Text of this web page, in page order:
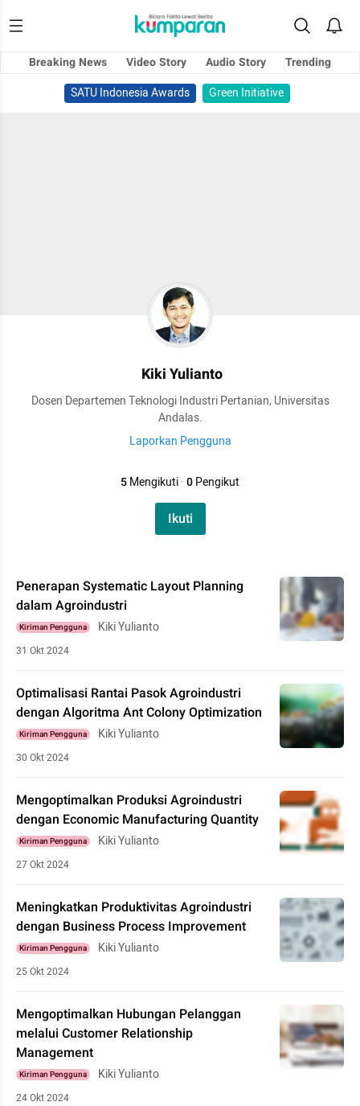
Breaking News Video Story Audio Story
Trending
SATU Indonesia Awards
Green Initiative
Kiki Yulianto
Dosen Departemen Teknologi Industri Pertanian, Universitas
Andalas.
Laporkan Pengguna
5Mengikuti·0Pengikut
Ikuti
Penerapan Systematic Layout Planning
dalam Agroindustri
Kiriman Pengguna Kiki Yulianto
31 Okt 2024
Optimalisasi Rantai Pasok Agroindustri
dengan Algoritma Ant Colony Optimization
Kiriman Pengguna Kiki Yulianto
30 Okt 2024
Mengoptimalkan Produksi Agroindustri
dengan Economic Manufacturing Quantity
Kiriman Pengguna Kiki Yulianto
27 Okt 2024
Meningkatkan Produktivitas Agroindustri
dengan Business Process Improvement
Kiriman Pengguna Kiki Yulianto
25 Okt 2024
Mengoptimalkan Hubungan Pelanggan
melalui Customer Relationship
Management
Kiriman Pengguna Kiki Yulianto
24 Okt 2024